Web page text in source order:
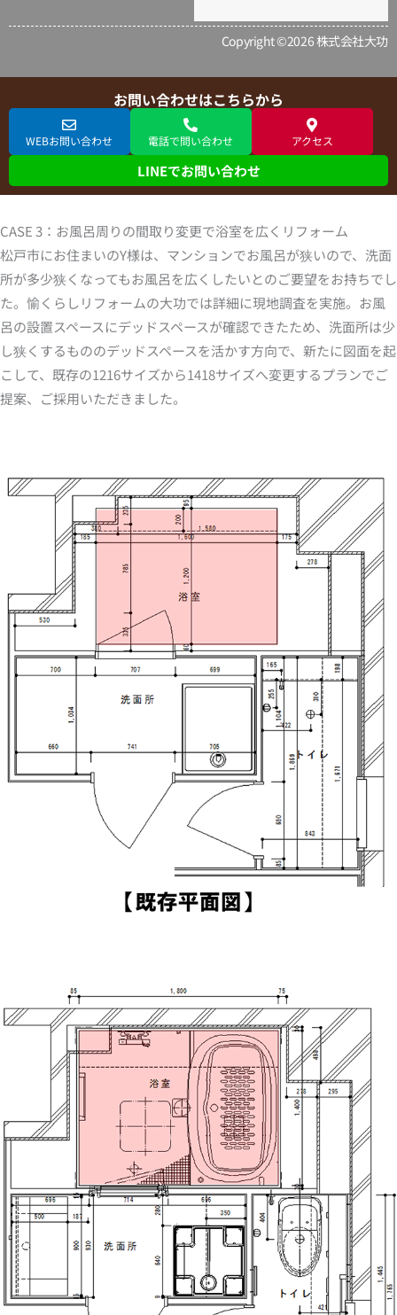
Copyright ©2026 株式会社大功
お問い合わせはこちらから
WEBお問い合わせ 電話で問い合わせ アクセス
LINEでお問い合わせ
CASE 3：お風呂周りの間取り変更で浴室を広くリフォーム
松戸市にお住まいのY様は、マンションでお風呂が狭いので、洗面
所が多少狭くなってもお風呂を広くしたいとのご要望をお持ちでし
た。愉くらしリフォームの大功では詳細に現地調査を実施。お風
呂の設置スペースにデッドスペースが確認できたため、洗面所は少
し狭くするもののデッドスペースを活かす方向で、新たに図面を起
こして、既存の1216サイズから1418サイズへ変更するプランでご
提案、ご採用いただきました。